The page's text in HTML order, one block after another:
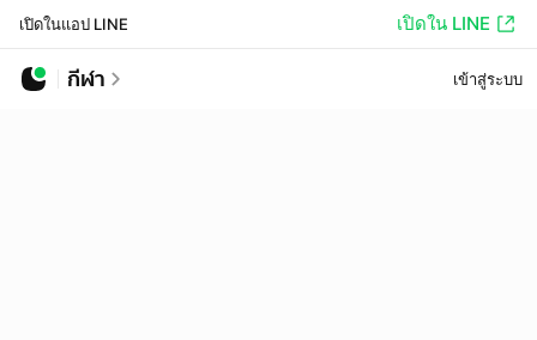
เปิดในแอป LINE เปิดใน LINE
กีฬา เข้าสู่ระบบ